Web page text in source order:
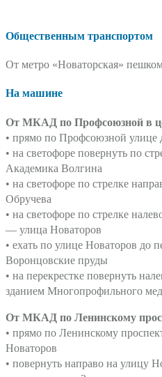
Общественным транспортом
От метро «Новаторская»
На машине
От МКАД по Профсоюзной в
• прямо по Профсоюзной улице
• на светофоре повернуть по
Академика Волгина
• на светофоре по стрелке
Обручева
• на светофоре по стрелке
— улица Новаторов
• ехать по улице Новаторов до
Воронцовские пруды
• на перекрестке повернуть
зданием Многопрофильного
От МКАД по Ленинскому
• прямо по Ленинскому
Новаторов
• повернуть направо на улицу